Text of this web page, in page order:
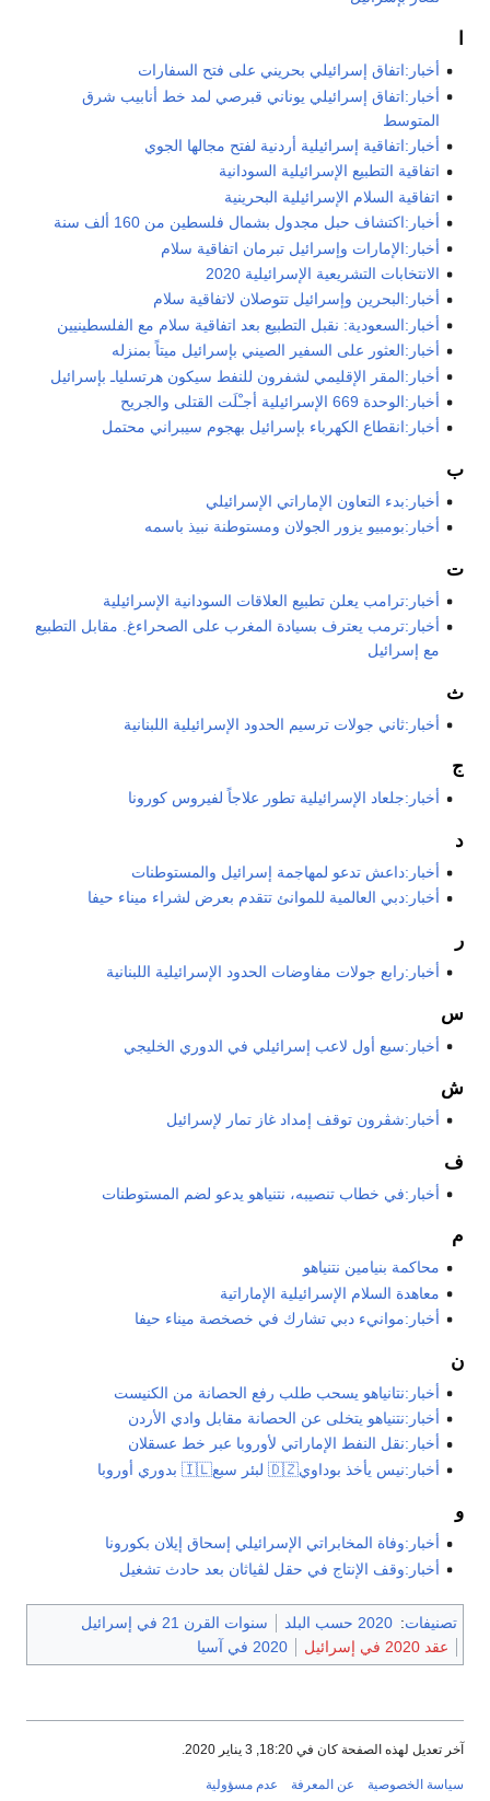
أخبار:اتفاق إسرائيلي بحريني على فتح السفارات
أخبار:اتفاق إسرائيلي يوناني قبرصي لمد خط أنابيب شرق
المتوسط
أخبار:اتفاقية إسرائيلية أردنية لفتح مجالها الجوي
اتفاقية التطبيع الإسرائيلية السودانية
اتفاقية السلام الإسرائيلية البحرينية
أخبار:اكتشاف حبل مجدول بشمال فلسطين من 160 ألف سنة
أخبار:الإمارات وإسرائيل تبرمان اتفاقية سلام
الانتخابات التشريعية الإسرائيلية 2020
أخبار:البحرين وإسرائيل تتوصلان لاتفاقية سلام
أخبار:السعودية: نقبل التطبيع بعد اتفاقية سلام مع الفلسطينيين
أخبار:العثور على السفير الصيني بإسرائيل ميتاً بمنزله
أخبار:المقر الإقليمي لشفرون للنفط سيكون هرتسلياـ بإسرائيل
أخبار:الوحدة 669 الإسرائيلية أجـْلَت القتلى والجريح
أخبار:انقطاع الكهرباء بإسرائيل بهجوم سيبراني محتمل
ب
أخبار:بدء التعاون الإماراتي الإسرائيلي
أخبار:بومبيو يزور الجولان ومستوطنة نبيذ باسمه
ت
أخبار:ترامب يعلن تطبيع العلاقات السودانية الإسرائيلية
أخبار:ترمب يعترف بسيادة المغرب على الصحراءغ. مقابل التطبيع
مع إسرائيل
ث
أخبار:ثاني جولات ترسيم الحدود الإسرائيلية اللبنانية
ج
أخبار:جلعاد الإسرائيلية تطور علاجاً لفيروس كورونا
د
أخبار:داعش تدعو لمهاجمة إسرائيل والمستوطنات
أخبار:دبي العالمية للموانئ تتقدم بعرض لشراء ميناء حيفا
ر
أخبار:رابع جولات مفاوضات الحدود الإسرائيلية اللبنانية
س
أخبار:سبع أول لاعب إسرائيلي في الدوري الخليجي
ش
أخبار:شڤرون توقف إمداد غاز تمار لإسرائيل
ف
أخبار:في خطاب تنصيبه، نتنياهو يدعو لضم المستوطنات
م
محاكمة بنيامين نتنياهو
معاهدة السلام الإسرائيلية الإماراتية
أخبار:موانيء دبي تشارك في خصخصة ميناء حيفا
ن
أخبار:نتانياهو يسحب طلب رفع الحصانة من الكنيست
أخبار:نتنياهو يتخلى عن الحصانة مقابل وادي الأردن
أخبار:نقل النفط الإماراتي لأوروبا عبر خط عسقلان
أخبار:نيس يأخذ بوداوي🇩🇿 لبئر سبع🇮🇱 بدوري أوروبا
و
أخبار:وفاة المخابراتي الإسرائيلي إسحاق إيلان بكورونا
أخبار:وقف الإنتاج في حقل لڤياثان بعد حادث تشغيل
تصنيفات: 2020 حسب البلد
سنوات القرن 21 في إسرائيل
عقد 2020 في إسرائيل
2020 في آسيا
آخر تعديل لهذه الصفحة كان في 18:20, 3 يناير 2020.
سياسة الخصوصية عن المعرفة عدم مسؤولية